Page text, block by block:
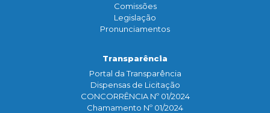
Comissões
Legislação
Pronunciamentos
Transparência
Portal da Transparência
Dispensas de Licitação
CONCORRÊNCIA Nº 01/2024
Chamamento Nº 01/2024